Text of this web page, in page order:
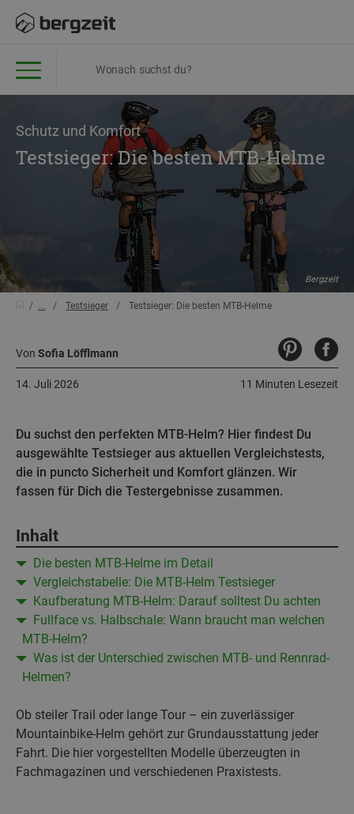
Schutz und Komfort
Testsieger: Die besten MTB-Helme
Bergzeit
... Testsieger Testsieger: Die besten MTB-Helme
Von Sofia Löfflmann
11 Minuten Lesezeit
14. Juli 2026
Du suchst den perfekten MTB-Helm? Hier findest Du
ausgewählte Testsieger aus aktuellen Vergleichstests,
die in puncto Sicherheit und Komfort glänzen. Wir
fassen für Dich die Testergebnisse zusammen.
Inhalt
Die besten MTB-Helme im Detail
Vergleichstabelle: Die MTB-Helm Testsieger
Kaufberatung MTB-Helm: Darauf solltest Du achten
Fullface vs. Halbschale: Wann braucht man welchen
MTB-Helm?
Was ist der Unterschied zwischen MTB- und Rennrad-
Helmen?
Ob steiler Trail oder lange Tour – ein zuverlässiger
Mountainbike-Helm gehört zur Grundausstattung jeder
Fahrt. Die hier vorgestellten Modelle überzeugten in
Fachmagazinen und verschiedenen Praxistests.